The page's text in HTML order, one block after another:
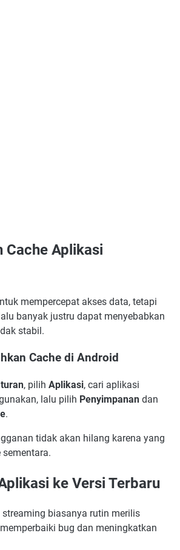
Cache Aplikasi
mempercepat akses data, tetapi
banyak justru dapat menyebabkan
stabil.
Cache di Android
, pilih Aplikasi, cari aplikasi
lalu pilih Penyimpanan dan
.
tidak akan hilang karena yang
ke Versi Terbaru
streaming biasanya rutin merilis
bug dan meningkatkan